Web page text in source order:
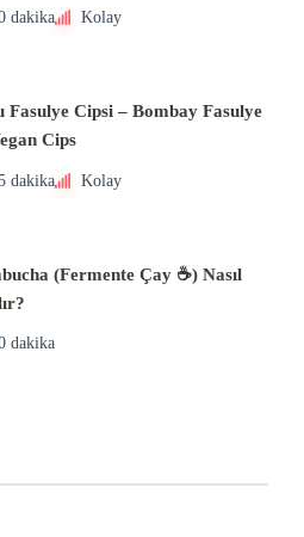
dakika Kolay
Fasulye Cipsi – Bombay Fasulye
Cips
dakika Kolay
(Fermente Çay ☕) Nasıl
dakika